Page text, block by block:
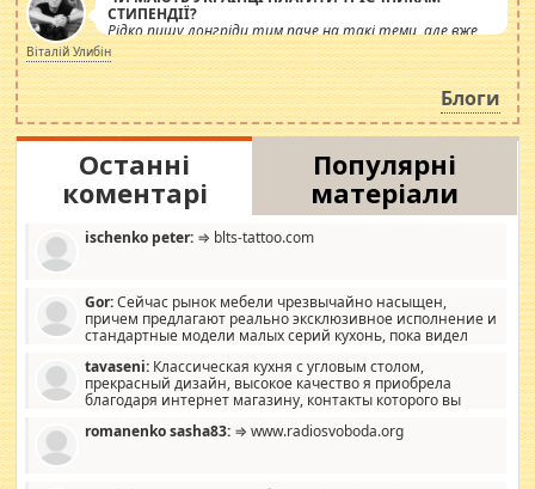
СТИПЕНДІЇ?
Рідко пишу лонгріди тим паче на такі теми, але вже
просто дістало! Обурюють сьогоднішні інсенуації
навколо стипендіального питання. Штучно
роздувається ще одна соціальна катастрофа.
Віталій Улибін
Блоги
Останні
коментарі
Популярні
матеріали
ischenko peter: ⇒ blts-tattoo.com
Gor:Сейчас рынок мебели чрезвычайно насыщен,
причем предлагают реально эксклюзивное исполнение и
стандартные модели малых серий кухонь, пока видел
стандартные формы, в MebelOk, креативненько и что главное -
со вкусом все в порядке, без ненужных наворотов удорожающих
мебель, а это не последний фактор.
tavaseni: Классическая кухня с угловым столом,
прекрасный дизайн, высокое качество я приобрела
благодаря интернет магазину, контакты которого вы
romanenko sasha83: ⇒ www.radiosvoboda.org